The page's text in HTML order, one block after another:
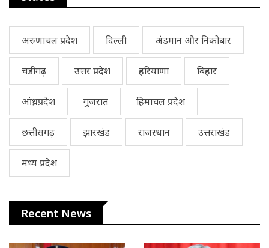
अरुणाचल प्रदेश दिल्ली अंडमान और निकोबार
चंडीगढ़ उत्तर प्रदेश हरियाणा बिहार
आंध्रप्रदेश गुजरात हिमाचल प्रदेश
छत्तीसगढ़ झारखंड राजस्थान उत्तराखंड
मध्य प्रदेश
Recent News